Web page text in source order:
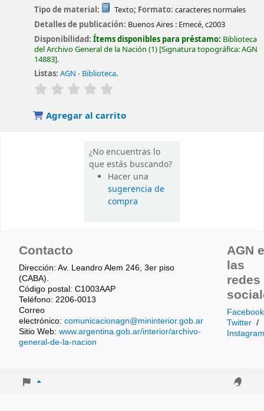
Tipo de material:
Texto; Formato: caracteres normales
Detalles de publicación: Buenos Aires : Emecé,c2003
Disponibilidad:Ítems disponibles para préstamo: Biblioteca
del Archivo General de la Nación (1) Signatura topográfica:AGN
14883 .
Listas: AGN - Biblioteca.
valoración
Agregar al carrito
¿No encuentras lo
que estás buscando?
Hacer una
sugerencia de
compra
Contacto
Dirección: Av. Leandro Alem 246, 3er piso
(CABA).
Código postal: C1003AAP
Teléfono: 2206-0013
Correo
electrónico: comunicacionagn@mininterior.gob.ar
Sitio Web: www.argentina.gob.ar/interior/archivo-
general-de-la-nacion
AGN
las
redes
Facebook
Twitter /
Instagram